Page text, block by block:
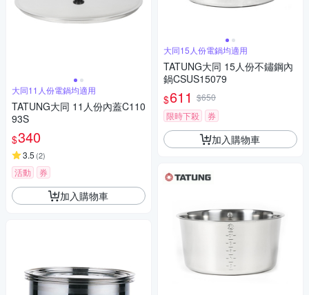
大同11人份電鍋均適用
TATUNG大同 11人份內蓋C110
93S
$340
3.5 (2)
活動 券
加入購物車
大同15人份電鍋均適用
TATUNG大同 15人份不鏽鋼內
鍋CSUS15079
$611 $650
限時下殺
券
加入購物車